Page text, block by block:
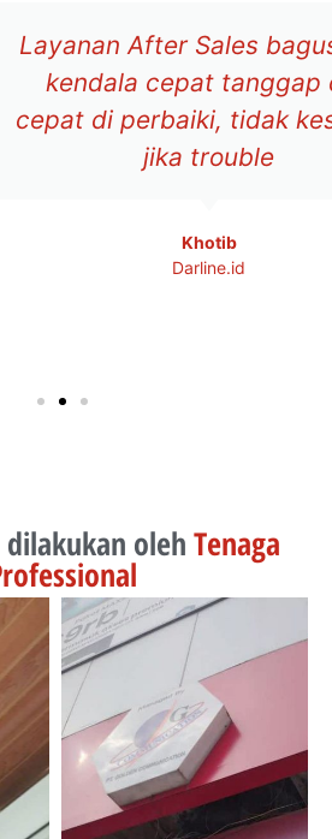
Sales bagus, ada
tanggap dan
tidak kesulitan
dilakukan olehTenaga